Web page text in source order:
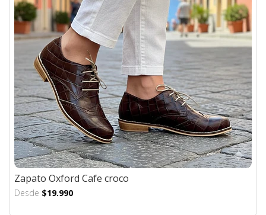
Zapato Oxford Cafe croco
Desde $19.990